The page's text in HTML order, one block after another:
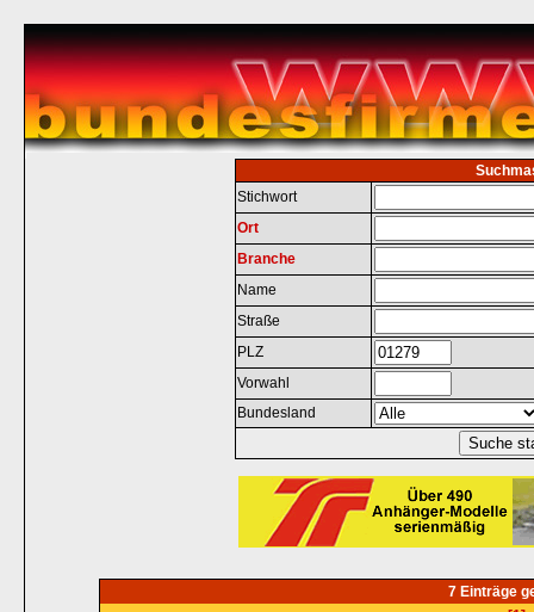
Stichwort
Ort
Branche
Name
Straße
PLZ
Vorwahl
Bundesland
7 Einträge